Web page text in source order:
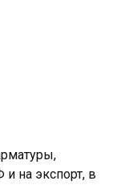
на экспорт, в